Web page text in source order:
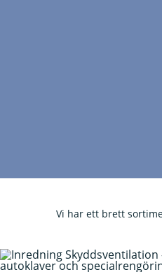
Vi har ett brett